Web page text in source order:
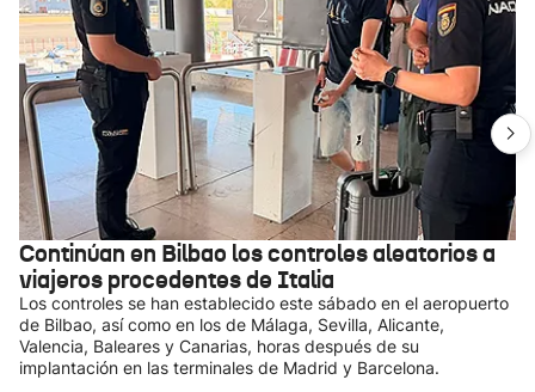
Continúan en Bilbao los controles aleatorios a
viajeros procedentes de Italia
Los controles se han establecido este sábado en el aeropuerto
de Bilbao, así como en los de Málaga, Sevilla, Alicante,
Valencia, Baleares y Canarias, horas después de su
implantación en las terminales de Madrid y Barcelona.